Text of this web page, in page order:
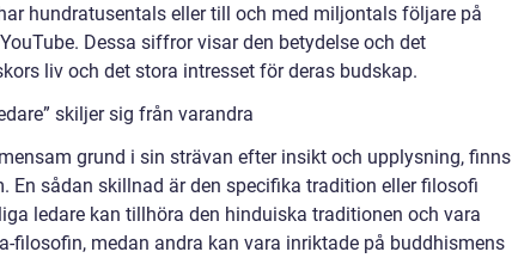
hundratusentals eller till och med miljontals följare på
Dessa siffror visar den betydelse och det
liv och det stora intresset för deras budskap.
skiljer sig från varandra
grund i sin strävan efter insikt och upplysning, finns
En sådan skillnad är den specifika tradition eller filosofi
ledare kan tillhöra den hinduiska traditionen och vara
filosofin, medan andra kan vara inriktade på buddhismens